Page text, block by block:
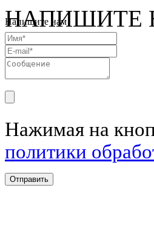
НАПИШИТЕ
Нажимая на
политики
Отправить
Напишите нам